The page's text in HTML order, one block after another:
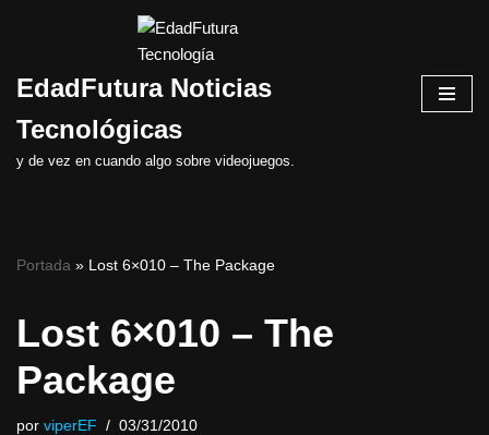
al
EdadFutura Noticias
Tecnológicas
y de vez en cuando algo sobre videojuegos.
Portada » Lost 6×010 – The Package
Lost 6×010 – The
Package
por viperEF 03/31/2010